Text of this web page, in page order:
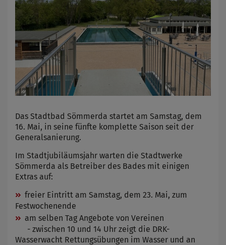
Das Stadtbad Sömmerda startet am Samstag, dem
16. Mai, in seine fünfte komplette Saison seit der
Generalsanierung.
Im Stadtjubiläumsjahr warten die Stadtwerke
Sömmerda als Betreiber des Bades mit einigen
Extras auf:
freier Eintritt am Samstag, dem 23. Mai, zum
Festwochenende
am selben Tag Angebote von Vereinen
- zwischen 10 und 14 Uhr zeigt die DRK-
Wasserwacht Rettungsübungen im Wasser und an